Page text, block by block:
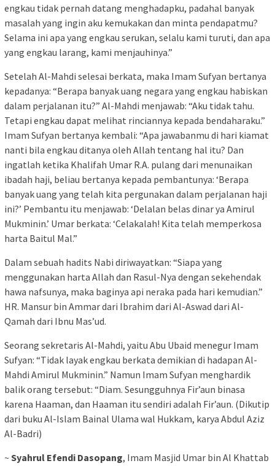
engkau tidak pernah datang menghadapku, padahal banyak
masalah yang ingin aku kemukakan dan minta pendapatmu?
Selama ini apa yang engkau serukan, selalu kami turuti, dan apa
yang engkau larang, kami menjauhinya.”
Setelah Al-Mahdi selesai berkata, maka Imam Sufyan bertanya
kepadanya: “Berapa banyak uang negara yang engkau habiskan
dalam perjalanan itu?” Al-Mahdi menjawab: “Aku tidak tahu.
Tetapi engkau dapat melihat rinciannya kepada bendaharaku.”
Imam Sufyan bertanya kembali: “Apa jawabanmu di hari kiamat
nanti bila engkau ditanya oleh Allah tentang hal itu? Dan
ingatlah ketika Khalifah Umar R.A. pulang dari menunaikan
ibadah haji, beliau bertanya kepada pembantunya: ‘Berapa
banyak uang yang telah kita pergunakan dalam perjalanan haji
ini?’ Pembantu itu menjawab: ‘Delalan belas dinar ya Amirul
Mukminin.’ Umar berkata: ‘Celakalah! Kita telah memperkosa
harta Baitul Mal.”
Dalam sebuah hadits Nabi diriwayatkan: “Siapa yang
menggunakan harta Allah dan Rasul-Nya dengan sekehendak
hawa nafsunya, maka baginya api neraka pada hari kemudian.”
HR. Mansur bin Ammar dari Ibrahim dari Al-Aswad dari Al-
Qamah dari Ibnu Mas’ud.
Seorang sekretaris Al-Mahdi, yaitu Abu Ubaid menegur Imam
Sufyan: “Tidak layak engkau berkata demikian di hadapan Al-
Mahdi Amirul Mukminin.” Namun Imam Sufyan menghardik
balik orang tersebut: “Diam. Sesungguhnya Fir’aun binasa
karena Haaman, dan Haaman itu sendiri adalah Fir’aun. (Dikutip
dari buku Al-Islam Bainal Ulama wal Hukkam, karya Abdul Aziz
Al-Badri)
~ Syahrul Efendi Dasopang, Imam Masjid Umar bin Al Khattab